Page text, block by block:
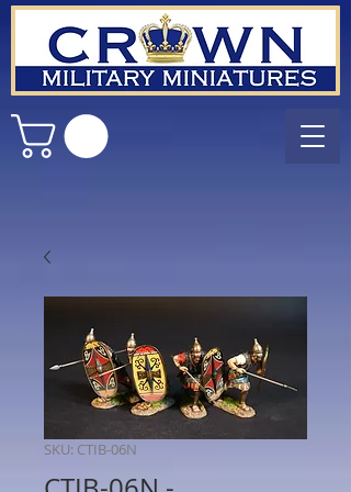
SKU: CTIB-06N